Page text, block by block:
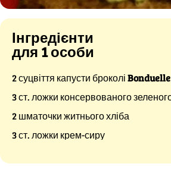
Інгредієнти
для 1 особи
2 суцвіття капусти броколіBonduelle
3 ст. ложки консервованого
2 шматочки житнього хліба
3 ст. ложки крем-сиру